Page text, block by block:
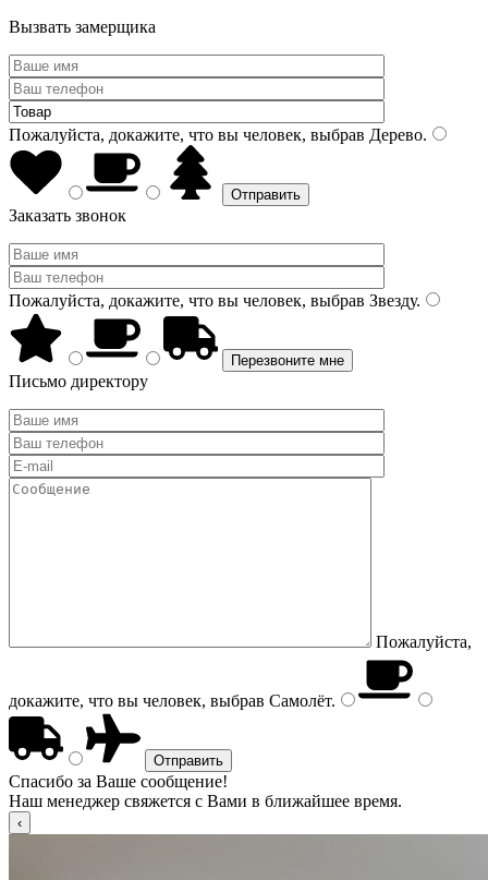
Вызвать замерщика
Пожалуйста, докажите, что вы человек, выбрав Дерево.
Заказать звонок
Пожалуйста, докажите, что вы человек, выбрав Звезду.
Письмо директору
Пожалуйста,
докажите, что вы человек, выбрав Самолёт.
Спасибо за Ваше сообщение!
Наш менеджер свяжется с Вами в ближайшее время.